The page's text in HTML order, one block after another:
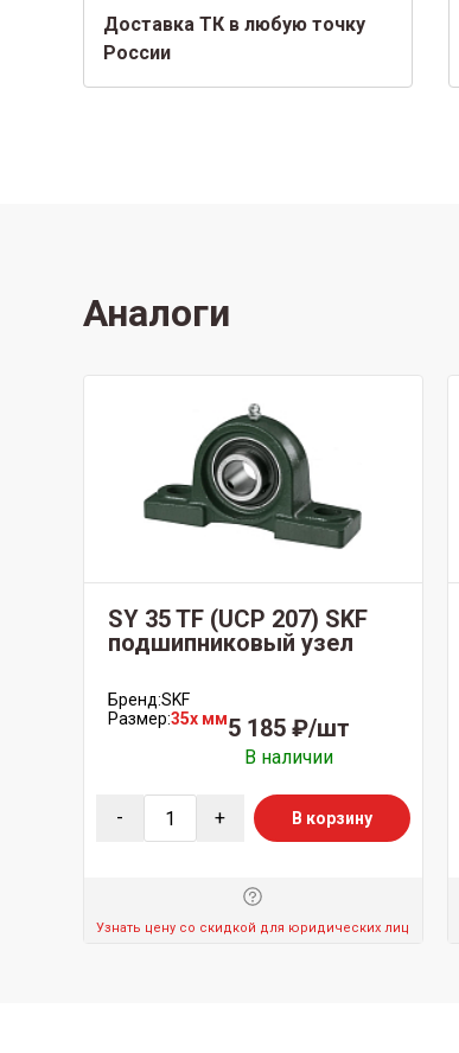
Доставка ТК в любую точку
России
Аналоги
SY 35 TF (UCP 207) SKF
подшипниковый узел
Бренд:SKF
Размер:35x мм5 185 ₽/шт
В наличии
- + В корзину
Узнать цену со скидкой для юридических лиц